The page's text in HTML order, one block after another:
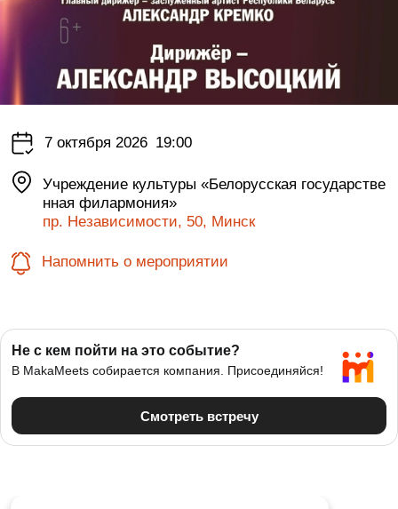
7 октября 2026 19:00
Учреждение культуры «Белорусская государстве
нная филармония»
пр. Независимости, 50, Минск
Напомнить о мероприятии